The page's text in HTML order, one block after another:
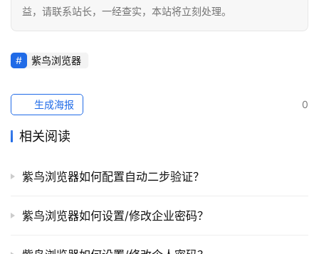
百
社
营
销
境
益，请联系站长，一经查实，本站将立刻处理。
紫鸟浏览器
0
生成海报
相关阅读
紫鸟浏览器如何配置自动二步验证？
紫鸟浏览器如何设置/修改企业密码？